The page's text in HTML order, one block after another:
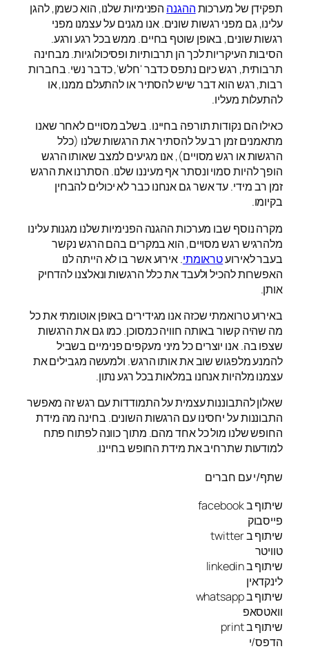
תפקידן של מערכותההגנה הפנימיות שלנו, הוא כשמן, להגן
עלינו, גם מפני רגשות שונים. אנו מגנים על עצמנו מפני
רגשות שונים, באופן שוטף בחיים. ממש בכל רגע ורגע.
הסיבות העיקריות לכך הן תרבותיות ופסיכולוגיות. מבחינה
תרבותית, רגש כיום נתפס כדבר 'חלש', כדבר נשי. בחברות
רבות, רגש הוא דבר שיש להסתיר או להתעלם ממנו, או
להתעלות מעליו.
כאילו הם נקודות תורפה בחיינו. בשלב מסויים לאחר שאנו
מתאמנים זמן רב על להסתיר את הרגשות שלנו (כלל
הרגשות או רגש מסויים), אנו מגיעים למצב שאותו הרגש
הופך להיות סמוי ונסתר אף מעיננו שלנו. הסתרנו את הרגש
זמן רב מידי. עד אשר גם אנחנו כבר לא יכולים להבחין
בקיומו.
מקרה נוסף שבו מערכות ההגנה הפנימיות שלנו מגנות עלינו
מלהרגיש רגש מסויים, הוא במקרים בהם הרגש נקשר
בעבר לאירועטראומתי. אירוע אשר בו לא הייתה לנו
האפשרות להכיל ולעבד את כלל הרגשות ונאלצנו להדחיק
אותן.
באירוע טרואמתי שכזה אנו מגידירים באופן אוטומתי את כל
מה שהיה קשור באותה חוויה כמסוכן. כמו גם את הרגשות
שצפו בה. אנו יוצרים כל מיני מעקפים פנימיים בשביל
להמנע מלפגוש שוב את אותו הרגש. ולמעשה מגבילים את
עצמנו מלהיות אנחנו במלאות בכל רגע נתון.
שאלון להתבוננות עצמית על התמודדות עם רגש זה מאפשר
התבוננות על יחסינו עם הרגשות השונים. בחינה מה מידת
החופש שלנו מול כל אחד מהם. מתוך כוונה לפתוח פתח
למודעות שתרחיב את מידת החופש בחיינו.
שתף/י עם חברים
שיתוף ב facebook
פייסבוק
שיתוף ב twitter
טוויטר
שיתוף ב linkedin
לינקדאין
שיתוף ב whatsapp
וואטסאפ
שיתוף ב print
הדפס/י